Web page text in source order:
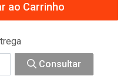
ao Carrinho
Consultar